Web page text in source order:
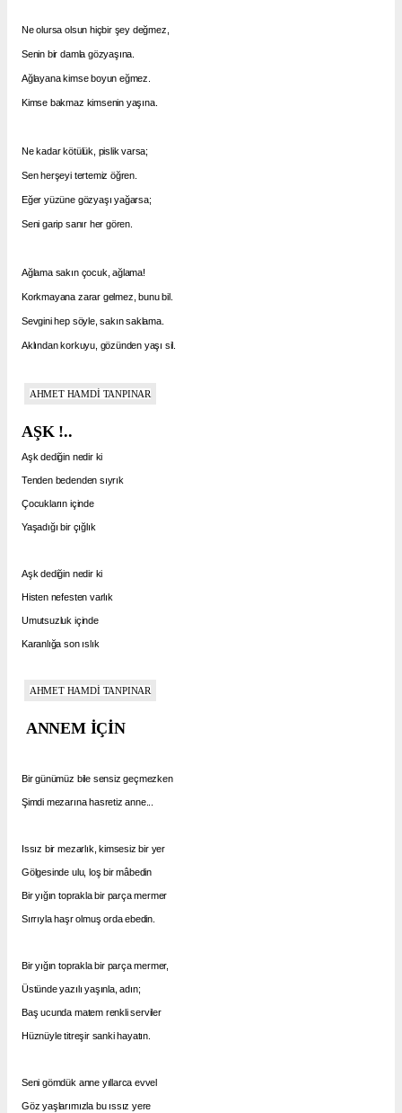
Ne olursa olsun hiçbir şey değmez,
Senin bir damla gözyaşına.
Ağlayana kimse boyun eğmez.
Kimse bakmaz kimsenin yaşına.
Ne kadar kötülük, pislik varsa;
Sen herşeyi tertemiz öğren.
Eğer yüzüne gözyaşı yağarsa;
Seni garip sanır her gören.
Ağlama sakın çocuk, ağlama!
Korkmayana zarar gelmez, bunu bil.
Sevgini hep söyle, sakın saklama.
Aklından korkuyu, gözünden yaşı sil.
AHMET HAMDİ TANPINAR
AŞK !..
Aşk dediğin nedir ki
Tenden bedenden sıyrık
Çocukların içinde
Yaşadığı bir çığlık
Aşk dediğin nedir ki
Histen nefesten varlık
Umutsuzluk içinde
Karanlığa son ıslık
AHMET HAMDİ TANPINAR
ANNEM İÇİN
Bir günümüz bile sensiz geçmezken
Şimdi mezarına hasretiz anne...
Issız bir mezarlık, kimsesiz bir yer
Gölgesinde ulu, loş bir mâbedin
Bir yığın toprakla bir parça mermer
Sırrıyla haşr olmuş orda ebedin.
Bir yığın toprakla bir parça mermer,
Üstünde yazılı yaşınla, adın;
Baş ucunda matem renkli serviler
Hüznüyle titreşir sanki hayatın.
Seni gömdük anne yıllarca evvel
Göz yaşlarımızla bu ıssız yere